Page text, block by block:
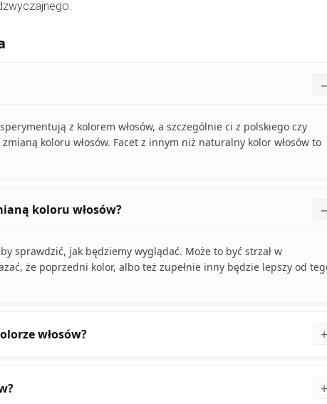
z kolorem włosów, a szczególnie ci z polskiego czy
koloru włosów. Facet z innym niż naturalny kolor włosów to
koloru włosów?
sprawdzić, jak będziemy wyglądać. Może to być strzał w
że poprzedni kolor, albo też zupełnie inny będzie lepszy od
włosów?